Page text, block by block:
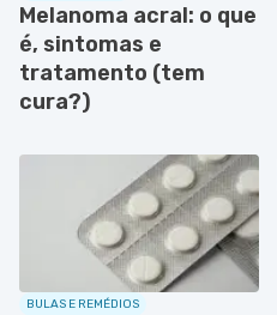
Melanoma acral: o que
é, sintomas e
tratamento (tem
cura?)
BULAS E REMÉDIOS